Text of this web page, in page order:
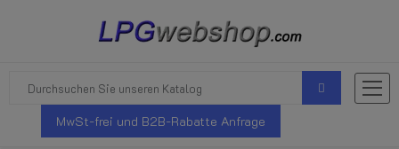
MwSt-frei und B2B-Rabatte Anfrage